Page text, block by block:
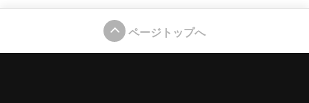
ページトップへ